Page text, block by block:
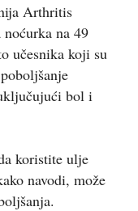
Arthritis
na 49
učesnika koji su
bol i
koristite ulje
navodi, može